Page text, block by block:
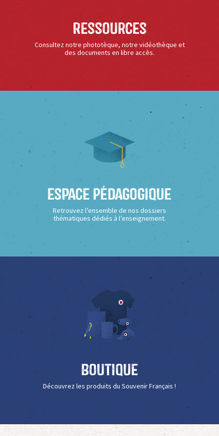
Ressources
Consultez notre phototèque, notre vidéothèque et
des documents en libre accès.
Espace Pédagogique
Retrouvez l’ensemble de nos dossiers
thématiques dédiés à l’enseignement.
Boutique
Découvrez les produits du Souvenir Français !